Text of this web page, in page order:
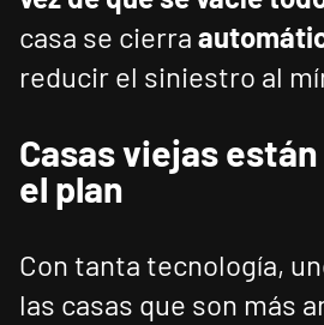
casa se cierra
reducir el siniestro al
Casas viejas
el plan
Con tanta tecnología,
las casas que son más